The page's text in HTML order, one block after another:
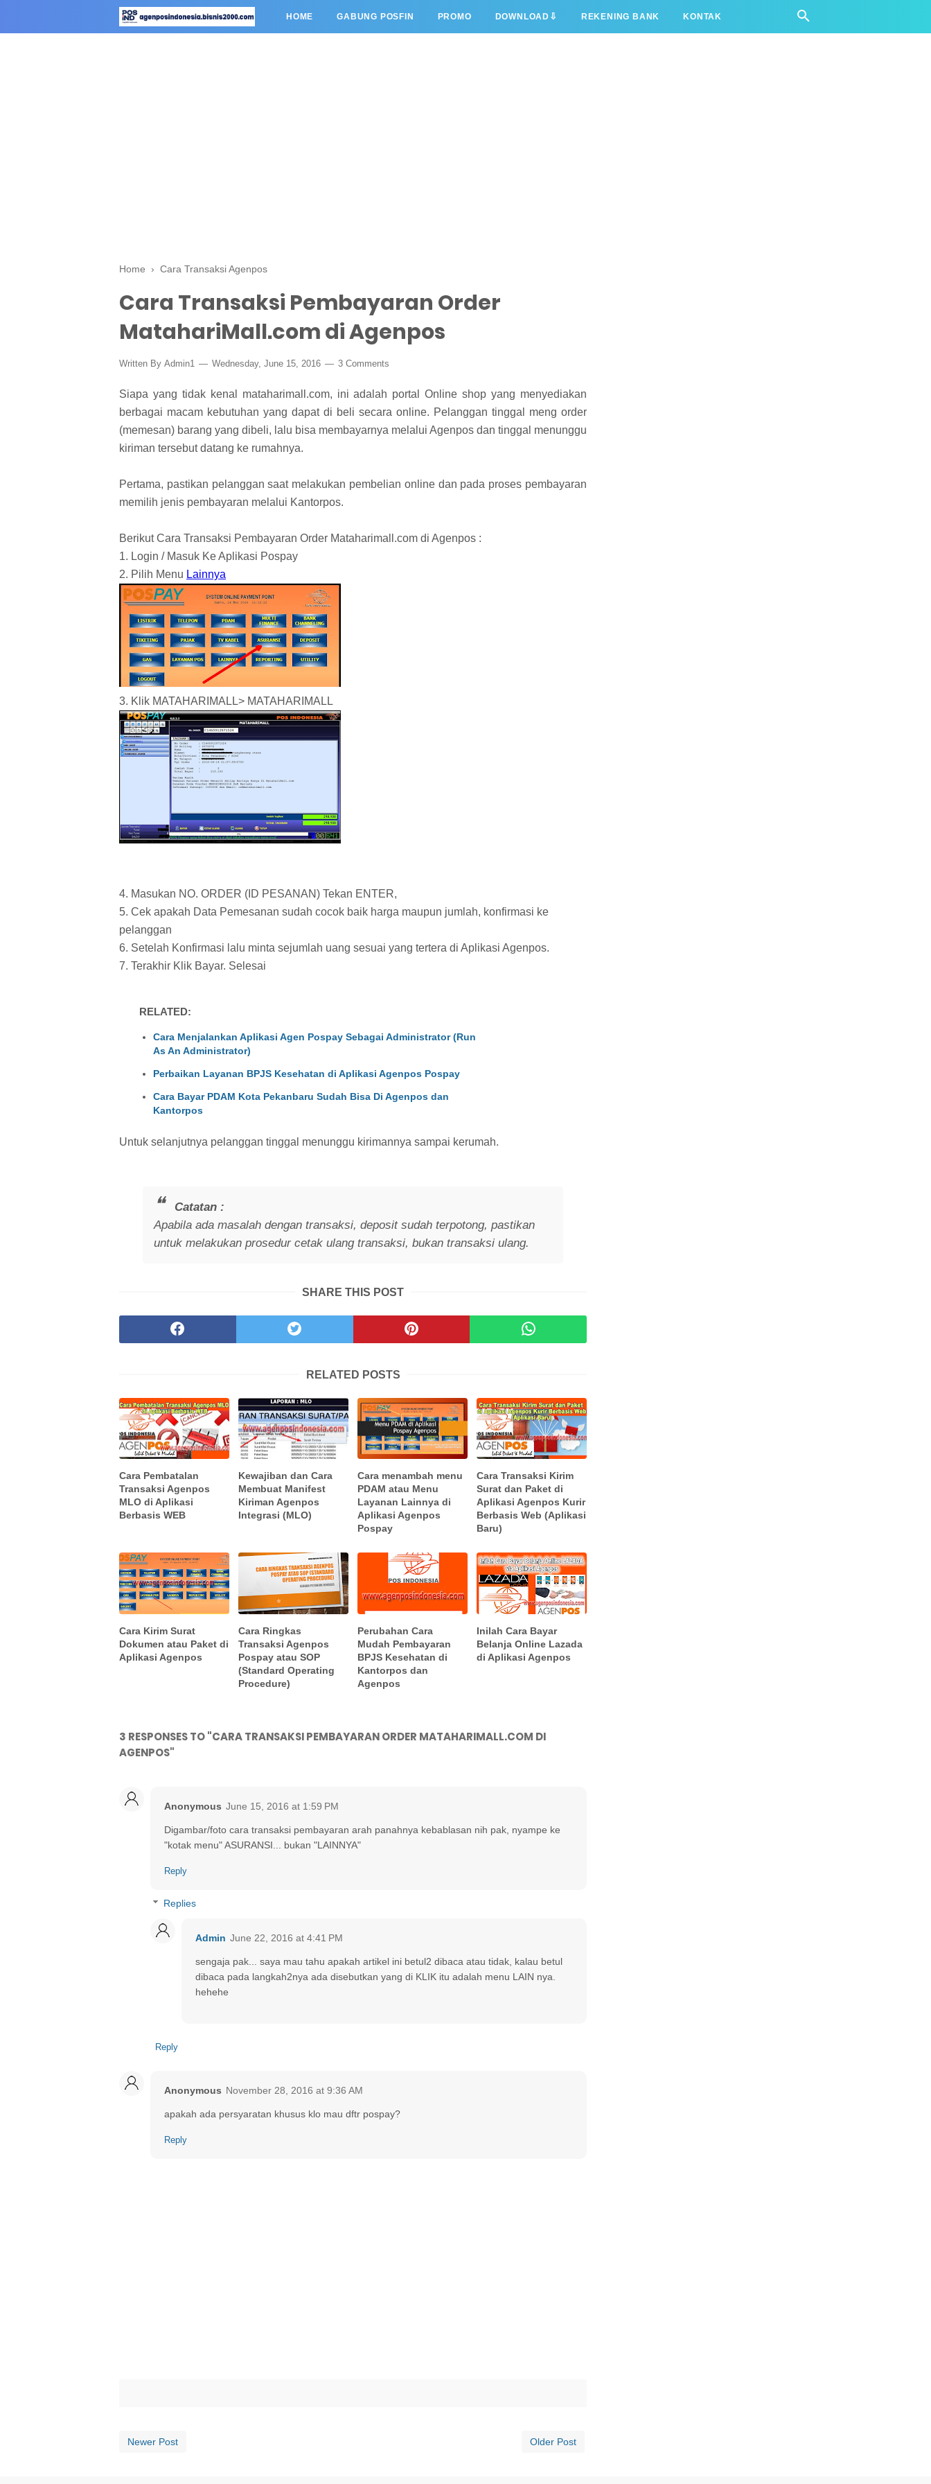
HOME GABUNG POSFIN PROMO DOWNLOAD ⇩ REKENING BANK KONTAK
Home › Cara Transaksi Agenpos
Cara Transaksi Pembayaran Order
MatahariMall.com di Agenpos
Written By Admin1 Wednesday, June 15, 2016 3 Comments
Siapa yang tidak kenal mataharimall.com, ini adalah portal Online shop yang menyediakan
berbagai macam kebutuhan yang dapat di beli secara online. Pelanggan tinggal meng order
(memesan) barang yang dibeli, lalu bisa membayarnya melalui Agenpos dan tinggal menunggu
kiriman tersebut datang ke rumahnya.
Pertama, pastikan pelanggan saat melakukan pembelian online dan pada proses pembayaran
memilih jenis pembayaran melalui Kantorpos.
Berikut Cara Transaksi Pembayaran Order Mataharimall.com di Agenpos :
1. Login / Masuk Ke Aplikasi Pospay
2. Pilih Menu Lainnya
3. Klik MATAHARIMALL> MATAHARIMALL
4. Masukan NO. ORDER (ID PESANAN) Tekan ENTER,
5. Cek apakah Data Pemesanan sudah cocok baik harga maupun jumlah, konfirmasi ke
pelanggan
6. Setelah Konfirmasi lalu minta sejumlah uang sesuai yang tertera di Aplikasi Agenpos.
7. Terakhir Klik Bayar. Selesai
RELATED:
Cara Menjalankan Aplikasi Agen Pospay Sebagai Administrator (Run
As An Administrator)
Perbaikan Layanan BPJS Kesehatan di Aplikasi Agenpos Pospay
Cara Bayar PDAM Kota Pekanbaru Sudah Bisa Di Agenpos dan
Kantorpos
Untuk selanjutnya pelanggan tinggal menunggu kirimannya sampai kerumah.
Catatan :
Apabila ada masalah dengan transaksi, deposit sudah terpotong, pastikan
untuk melakukan prosedur cetak ulang transaksi, bukan transaksi ulang.
SHARE THIS POST
RELATED POSTS
Cara Pembatalan
Transaksi Agenpos
MLO di Aplikasi
Berbasis WEB
Kewajiban dan Cara
Membuat Manifest
Kiriman Agenpos
Integrasi (MLO)
Cara menambah menu
PDAM atau Menu
Layanan Lainnya di
Aplikasi Agenpos
Pospay
Cara Transaksi Kirim
Surat dan Paket di
Aplikasi Agenpos Kurir
Berbasis Web (Aplikasi
Baru)
Cara Kirim Surat
Dokumen atau Paket di
Aplikasi Agenpos
Cara Ringkas
Transaksi Agenpos
Pospay atau SOP
(Standard Operating
Procedure)
Perubahan Cara
Mudah Pembayaran
BPJS Kesehatan di
Kantorpos dan
Agenpos
Inilah Cara Bayar
Belanja Online Lazada
di Aplikasi Agenpos
3 RESPONSES TO "CARA TRANSAKSI PEMBAYARAN ORDER MATAHARIMALL.COM DI
AGENPOS"
Anonymous June 15, 2016 at 1:59 PM
Digambar/foto cara transaksi pembayaran arah panahnya kebablasan nih pak, nyampe ke
"kotak menu" ASURANSI... bukan "LAINNYA"
Reply
Replies
Admin June 22, 2016 at 4:41 PM
sengaja pak... saya mau tahu apakah artikel ini betul2 dibaca atau tidak, kalau betul
dibaca pada langkah2nya ada disebutkan yang di KLIK itu adalah menu LAIN nya.
hehehe
Reply
Anonymous November 28, 2016 at 9:36 AM
apakah ada persyaratan khusus klo mau dftr pospay?
Reply
Newer Post Older Post